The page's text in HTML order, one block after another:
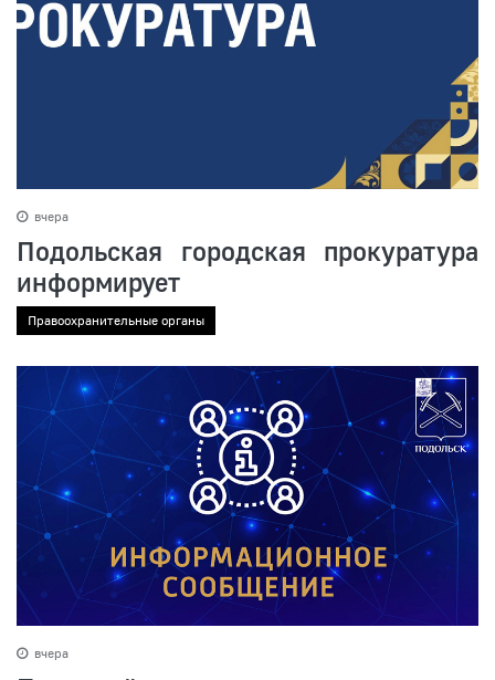
вчера
Подольская городская прокуратура
информирует
Правоохранительные органы
вчера